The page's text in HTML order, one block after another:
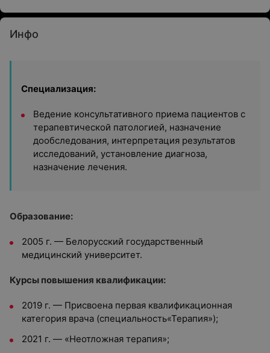
Инфо
Специализация:
Ведение консультативного приема пациентов с
терапевтической патологией, назначение
дообследования, интерпретация результатов
исследований, установление диагноза,
назначение лечения.
Образование:
2005 г. — Белорусский государственный
медицинский университет.
Курсы повышения квалификации:
2019 г. — Присвоена первая квалификационная
категория врача (специальность«Терапия»);
2021 г. — «Неотложная терапия»;